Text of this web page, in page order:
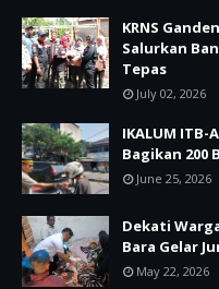
KRNS
Salurkan
Tepas
July 02, 2026
IKALUM ITB-
Bagikan 200
June 25, 2026
Dekati
Bara Gelar
May 22, 2026